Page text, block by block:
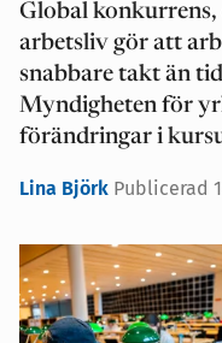
Global
arbetsliv gör att
snabbare takt än
Myndigheten för
förändringar i
Lina Björk Publicerad